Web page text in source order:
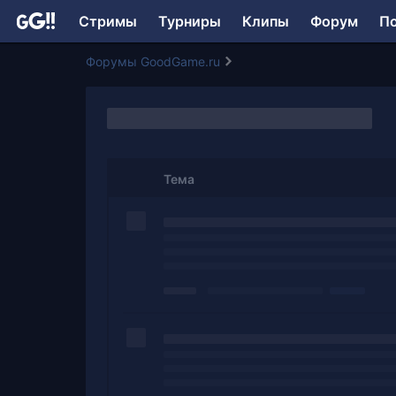
Стримы Турниры Клипы Форум
Форумы GoodGame.ru
Тема